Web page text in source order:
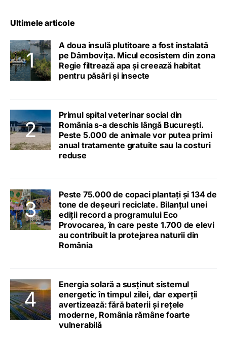
Ultimele articole
A doua insulă plutitoare a fost instalată
pe Dâmbovița. Micul ecosistem din zona
Regie filtrează apa și creează habitat
pentru păsări și insecte
Primul spital veterinar social din
România s-a deschis lângă București.
Peste 5.000 de animale vor putea primi
anual tratamente gratuite sau la costuri
reduse
Peste 75.000 de copaci plantați și 134 de
tone de deșeuri reciclate. Bilanțul unei
ediții record a programului Eco
Provocarea, în care peste 1.700 de elevi
au contribuit la protejarea naturii din
România
Energia solară a susținut sistemul
energetic în timpul zilei, dar experții
avertizează: fără baterii și rețele
moderne, România rămâne foarte
vulnerabilă